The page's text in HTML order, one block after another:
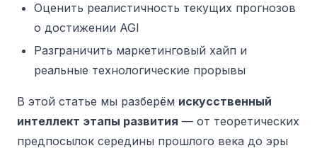
Оценить реалистичность текущих прогнозов
о достижении AGI
Разграничить маркетинговый хайп и
реальные технологические прорывы
В этой статье мы разберём искусственный
интеллект этапы развития — от теоретических
предпосылок середины прошлого века до эры